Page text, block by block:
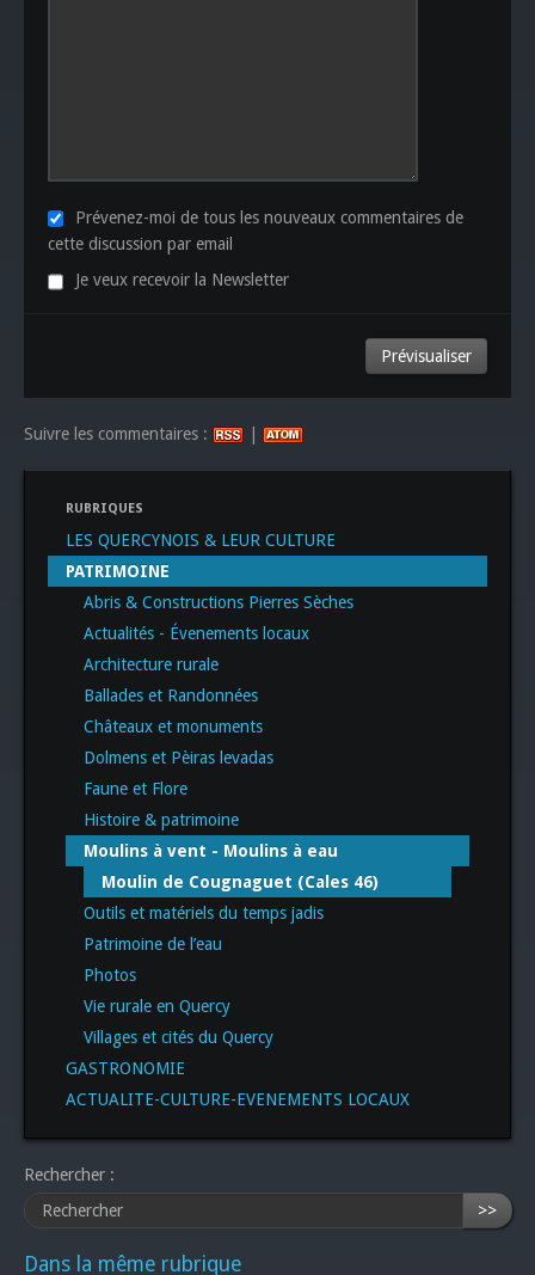
Prévenez-moi de tous les nouveaux commentaires de
cette discussion par email
Je veux recevoir la Newsletter
Suivre les commentaires : |
RUBRIQUES
LES QUERCYNOIS & LEUR CULTURE
PATRIMOINE
Abris & Constructions Pierres Sèches
Actualités - Évenements locaux
Architecture rurale
Ballades et Randonnées
Châteaux et monuments
Dolmens et Pèiras levadas
Faune et Flore
Histoire & patrimoine
Moulins à vent - Moulins à eau
Moulin de Cougnaguet (Cales 46)
Outils et matériels du temps jadis
Patrimoine de l’eau
Photos
Vie rurale en Quercy
Villages et cités du Quercy
GASTRONOMIE
ACTUALITE-CULTURE-EVENEMENTS LOCAUX
Rechercher :
>>
Dans la même rubrique